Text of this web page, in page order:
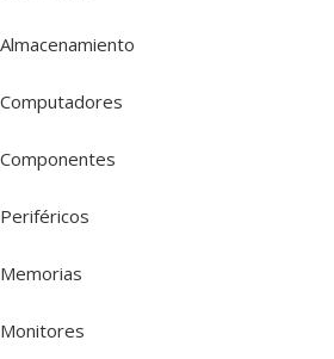
Almacenamiento
Computadores
Componentes
Periféricos
Memorias
Monitores